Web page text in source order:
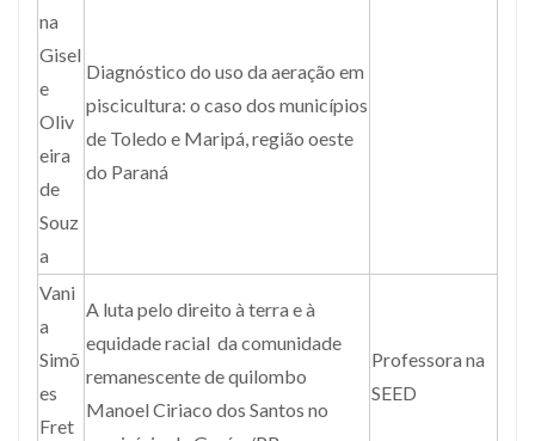
na
Gisel
e
Oliv
eira
de
Souz
a
Diagnóstico do uso da aeração em
piscicultura: o caso dos municípios
de Toledo e Maripá, região oeste
do Paraná
Vani
a
Simõ
es
Fret
A luta pelo direito à terra e à
equidade racial da comunidade
remanescente de quilombo
Manoel Ciriaco dos Santos no
Professora na
SEED